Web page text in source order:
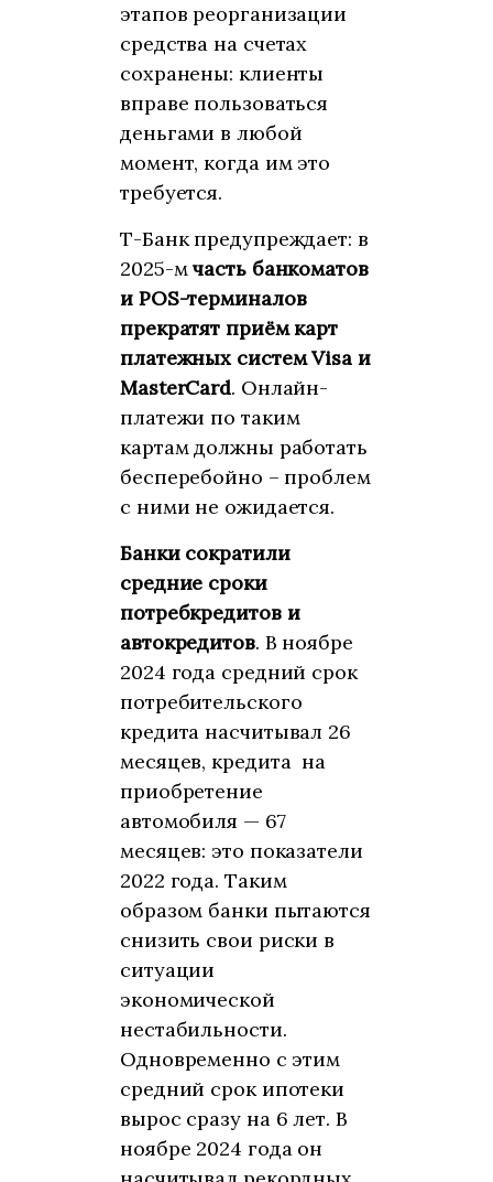
этапов реорганизации
средства на счетах
сохранены: клиенты
вправе пользоваться
деньгами в любой
момент, когда им это
требуется.
Т-Банк предупреждает: в
2025-мчасть банкоматов
и POS-терминалов
прекратят приём карт
платежных систем Visa и
MasterCard. Онлайн-
платежи по таким
картам должны работать
бесперебойно – проблем
с ними не ожидается.
Банки сократили
средние сроки
потребкредитов и
автокредитов. В ноябре
2024 года средний срок
потребительского
кредита насчитывал 26
месяцев, кредита на
приобретение
автомобиля — 67
месяцев: это показатели
2022 года. Таким
образом банки пытаются
снизить свои риски в
ситуации
экономической
нестабильности.
Одновременно с этим
средний срок ипотеки
вырос сразу на 6 лет. В
ноябре 2024 года он